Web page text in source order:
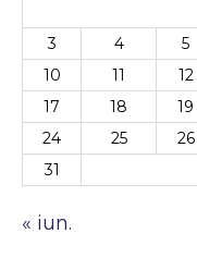
3
4 5
10
11 12
17
18 19
24
25 26
31
« iun.